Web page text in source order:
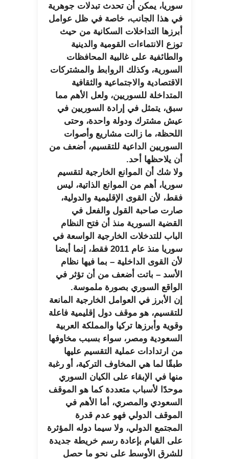
سوريا، يمكن أن تحدث تبدلات جوهرية
في هذا الجانب، خاصة في ظل عوامل
أبرزها التداخلات السكانية من حيث
توزع الانتماءات القومية والدينية
والطائفية على غالبية المحافظات
السورية، وكذلك الروابط والمشتركات
الاقتصادية والاجتماعية والثقافية
المتداخلة للسوريين، ولعل الأهم مما
سبق، يتمثل في إرادة السوريين في
عيش مشترك ودولة واحدة، وحتى
اللحظة، ما زالت مشاريع وأصوات
السوريين الداعية للتقسيم، أضعف من
أن يلاحظها أحد.
ولا شك أن الموانع الخارجية لتقسيم
سوريا، أهم من الموانع الذاتية، ليس
فقط، لأن القوى الإقليمية والدولية،
صارت صاحبة القول والفعل في
القضية السورية منذ أن فتح النظام
الباب للتدخلات الخارجية الواسعة في
سوريا منذ عام 2011 فقط، إنما أيضا
لأن القوى الداخلية – بما فيها نظام
الأسد – باتت أضعف من أن تؤثر في
الواقع السوري بصورة ملموسة.
إن الأبرز في العوامل الخارجية المانعة
للتقسيم، هو موقف دول إقليمية فاعلة
وقوية وأبرزها تركيا والمملكة العربية
السعودية ومصر، سواء بسبب مخاوفها
من ارتدادات عملية التقسيم عليها
طبقًا لما هي المخاوف التركية، أو رغبة
منها في الإبقاء على الكيان السوري
موحدًا لأسباب متعددة كما هو الموقف
السعودي والمصري، أما الأهم في
الموقف الدولي فهو عدم قدرة
المجتمع الدولي، ولا سيما دوله المؤثرة
على القيام بإعادة رسم خريطة جديدة
للشرق الأوسط على نحو ما حصل